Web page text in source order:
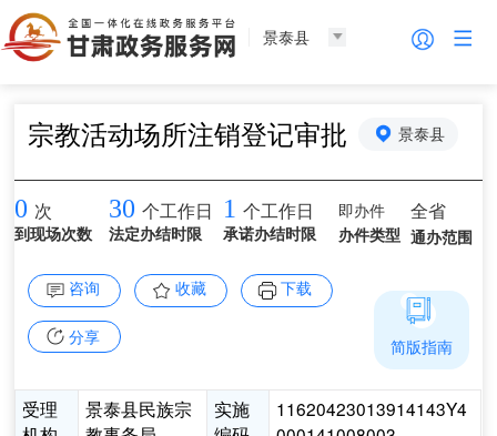
景泰县
宗教活动场所注销登记审批 景泰县
0 次
到现场次数
30 个工作日
法定办结时限
1 个工作日
承诺办结时限
即办件
办件类型
全省
通办范围
咨询 收藏 下载
分享
受理
景泰县民族宗
实施
11620423013914143Y4
简版指南